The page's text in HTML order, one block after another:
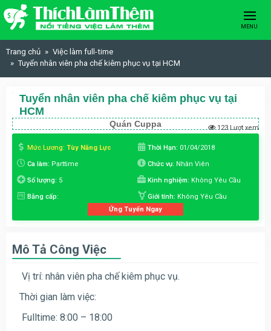
Skip to content
MENU
Trang chủ
Việc làm full-time
Tuyển nhân viên pha chế kiêm phục vụ tại HCM
Tuyển nhân viên pha chế kiêm phục vụ tại
HCM
Quán Cuppa 123 Lượt xem
Mức Lương: Tùy Năng Lực Thời Hạn: 01/04/2018
Ca làm: Parttime Chức vụ: Nhân Viên
Số lượng: 5 Kinh nghiệm: Không Yêu Cầu
Bằng cấp: Giới tính: Không Yêu Cầu
Ứng Tuyển Ngay
Mô Tả Công Việc
Vị trí: nhân viên pha chế kiêm phục vụ.
Thời gian làm việc:
Fulltime: 8:00 – 18:00